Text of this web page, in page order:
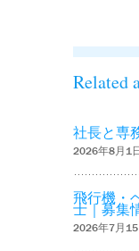
Related
社長と専
2026年8月1
飛行機・
士｜募集
2026年7月